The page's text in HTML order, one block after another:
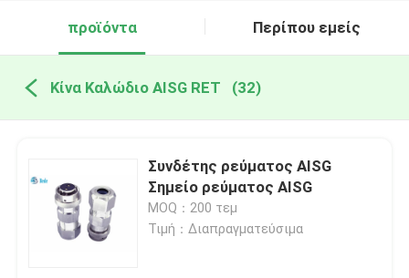
προϊόντα Περίπου εμείς
Κίνα Καλώδιο AISG RET (32)
Συνδέτης ρεύματος AISG
Σημείο ρεύματος AISG
MOQ：200 τεμ
Τιμή：Διαπραγματεύσιμα